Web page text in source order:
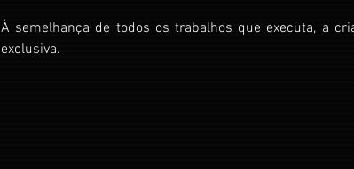
À semelhança de todos os trabalhos que executa, a
exclusiva.